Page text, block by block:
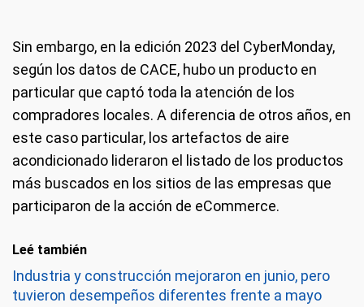
Sin embargo, en la edición 2023 del CyberMonday,
según los datos de CACE, hubo un producto en
particular que captó toda la atención de los
compradores locales. A diferencia de otros años, en
este caso particular, los artefactos de aire
acondicionado lideraron el listado de los productos
más buscados en los sitios de las empresas que
participaron de la acción de eCommerce.
Leé también
Industria y construcción mejoraron en junio, pero
tuvieron desempeños diferentes frente a mayo